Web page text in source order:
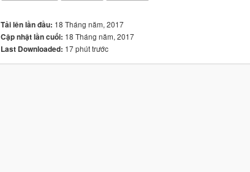
Tải lên lần đầu: 18 Tháng năm, 2017
Cập nhật lần cuối: 18 Tháng năm, 2017
Last Downloaded: 17 phút trước